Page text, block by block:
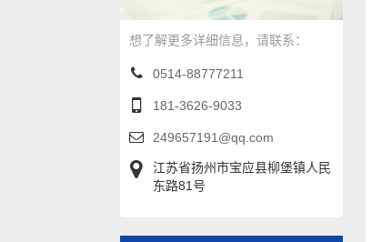
想了解更多详细信息，请联系：
0514-88777211
181-3626-9033
249657191@qq.com
江苏省扬州市宝应县柳堡镇人民
东路81号